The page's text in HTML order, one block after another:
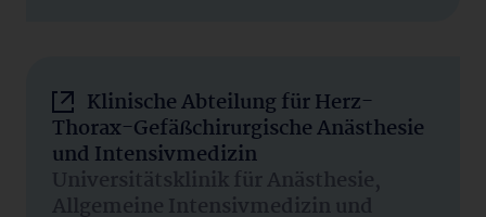
Klinische Abteilung für Herz-
Thorax-Gefäßchirurgische Anästhesie
und Intensivmedizin
Universitätsklinik für Anästhesie,
Allgemeine Intensivmedizin und